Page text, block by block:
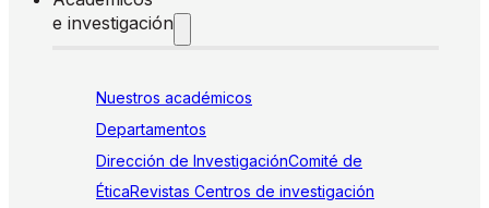
e investigación
Nuestros académicos
Departamentos
Dirección de InvestigaciónComité de
ÉticaRevistas Centros de investigación